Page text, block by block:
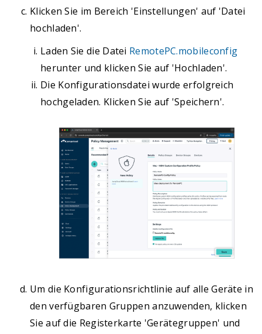
Klicken Sie im Bereich 'Einstellungen' auf 'Datei
hochladen'.
Laden Sie die Datei RemotePC.mobileconfig
herunter und klicken Sie auf 'Hochladen'.
Die Konfigurationsdatei wurde erfolgreich
hochgeladen. Klicken Sie auf 'Speichern'.
Um die Konfigurationsrichtlinie auf alle Geräte in
den verfügbaren Gruppen anzuwenden, klicken
Sie auf die Registerkarte 'Gerätegruppen' und